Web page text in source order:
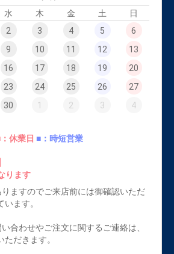
水 木 金 土
日
2 3 4 5
6
9 10 11 12
13
16 17 18 19
20
23 24 25 26
27
30 1 2 3 4
休業日 ■：時短営業
ります
ますのでご来店前には御確認いただ
ます。
合わせやご注文に関するご連絡は、
だきます。